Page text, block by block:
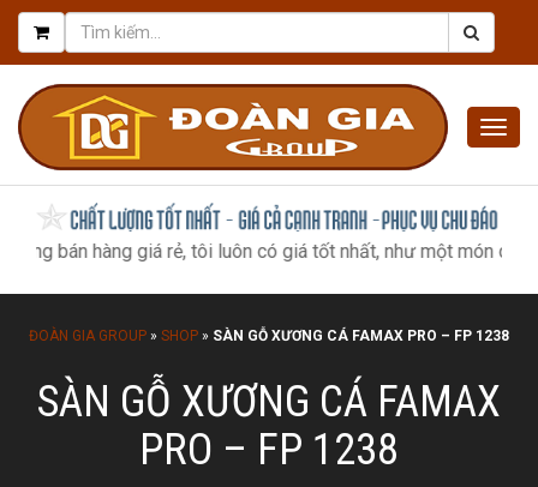
hàng giá rẻ, tôi luôn có giá tốt nhất, như một món quà tri ân
ĐOÀN GIA GROUP » SHOP » SÀN GỖ XƯƠNG CÁ FAMAX PRO – FP 1238
SÀN GỖ XƯƠNG CÁ FAMAX
PRO – FP 1238